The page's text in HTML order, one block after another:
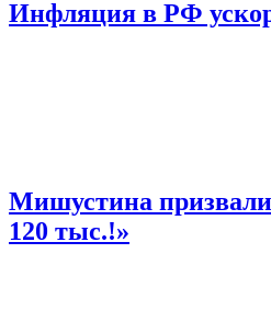
Инфляция в РФ
Мишустина призвали
120 тыс.!»